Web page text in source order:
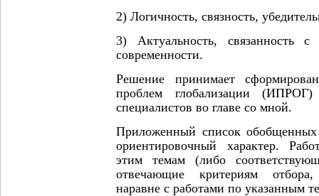
2) Логичность, связность,
3) Актуальность, связанность
современности.
Решение принимает
проблем глобализации
специалистов во главе со мной.
Приложенный список обобщенных
ориентировочный характер.
этим темам (либо
отвечающие критериям отбора,
наравне с работами по указанным